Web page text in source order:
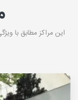
این مراکز مطابق با